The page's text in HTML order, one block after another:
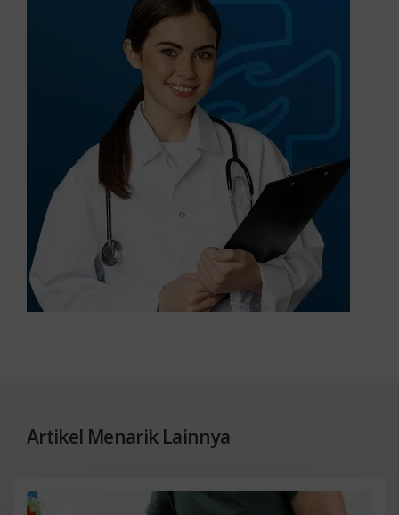
Artikel Menarik Lainnya